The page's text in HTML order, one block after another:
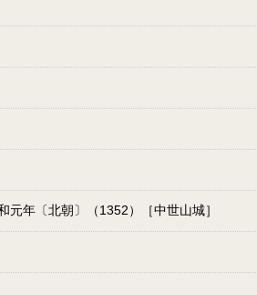
年〔北朝〕（1352）［中世山城］